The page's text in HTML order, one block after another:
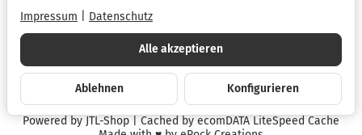
*Alle Preise inkl. gesetzlicher USt., zzgl.Versand
Powered by JTL-Shop | Cached by ecomDATA LiteSpeed Cache
Alle akzeptieren
Ablehnen Konfigurieren
Impressum
Datenschutz